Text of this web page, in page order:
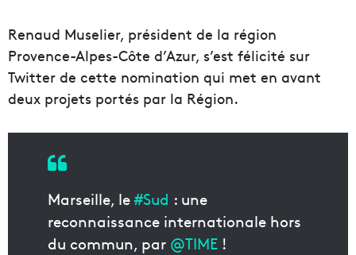
Renaud Muselier, président de la région
Provence-Alpes-Côte d’Azur, s’est félicité sur
Twitter de cette nomination qui met en avant
deux projets portés par la Région.
Marseille, le#Sud : une
reconnaissance internationale hors
du commun, par @TIME !